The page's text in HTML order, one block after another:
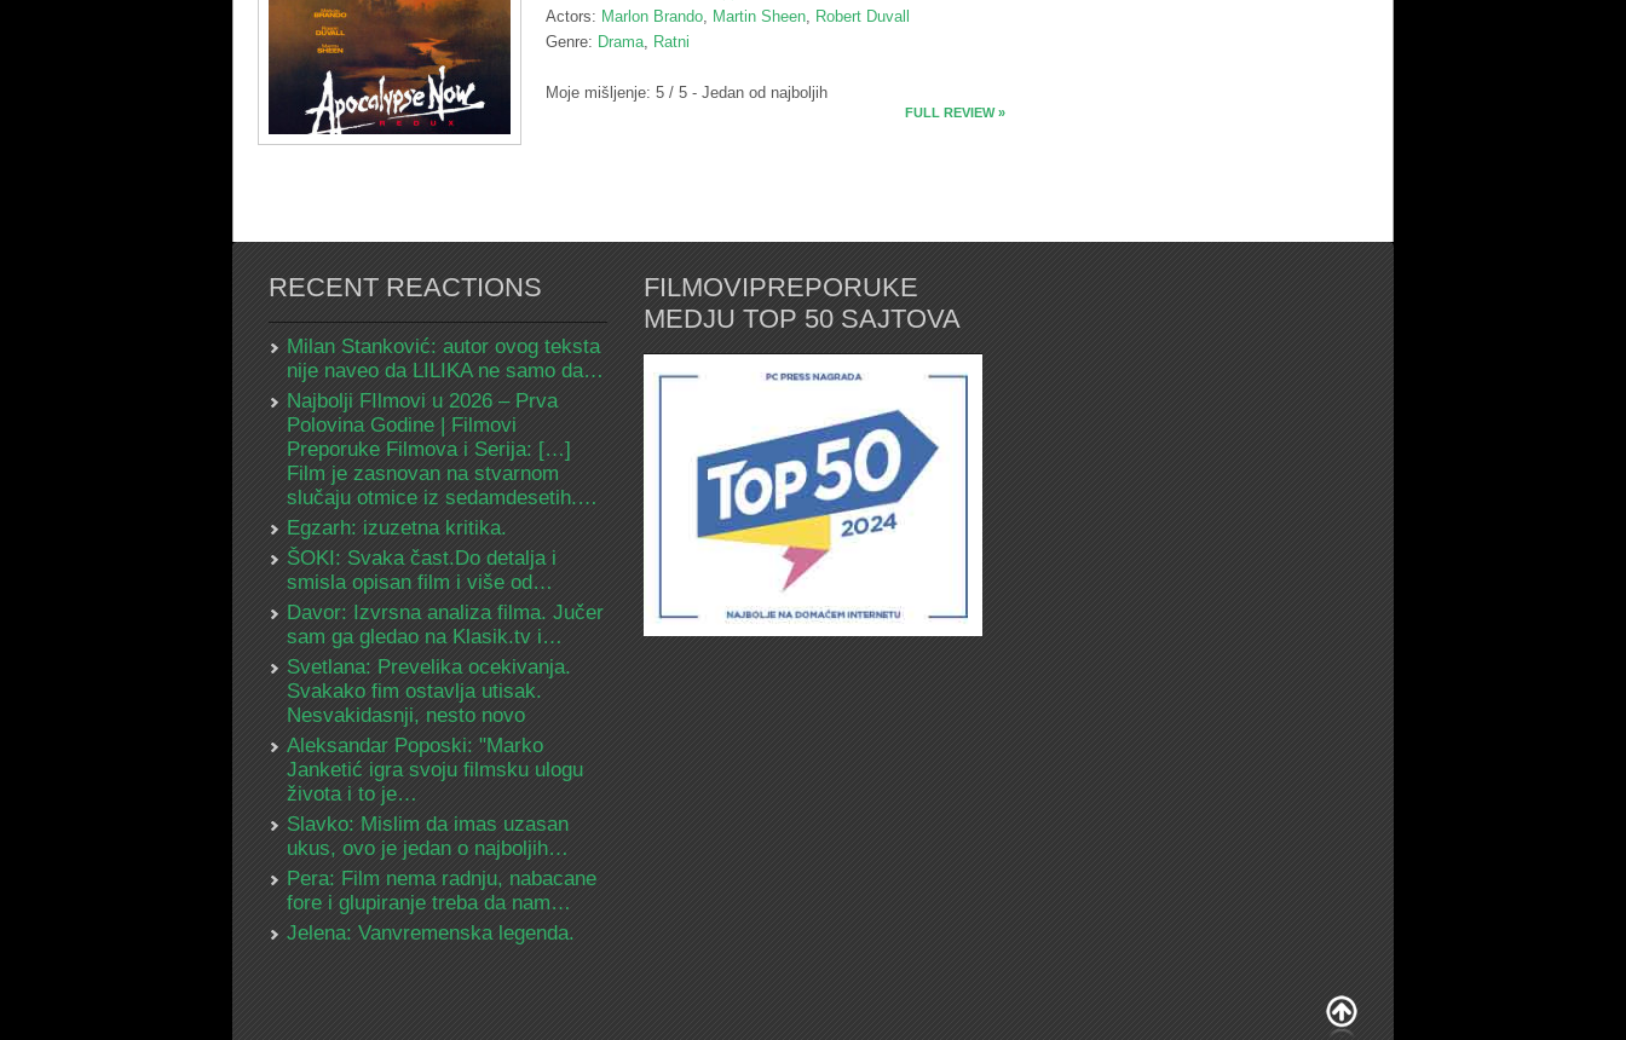
Actors: Marlon Brando, Martin Sheen, Robert Duvall
Genre: Drama, Ratni
Moje mišljenje: 5 / 5 - Jedan od najboljih
FULL REVIEW »
RECENT REACTIONS
Milan Stanković: autor ovog teksta
nije naveo da LILIKA ne samo da…
Najbolji FIlmovi u 2026 – Prva
Polovina Godine | Filmovi
Preporuke Filmova i Serija: […]
Film je zasnovan na stvarnom
slučaju otmice iz sedamdesetih.…
Egzarh: izuzetna kritika.
ŠOKI: Svaka čast.Do detalja i
smisla opisan film i više od…
Davor: Izvrsna analiza filma. Jučer
sam ga gledao na Klasik.tv i…
Svetlana: Prevelika ocekivanja.
Svakako fim ostavlja utisak.
Nesvakidasnji, nesto novo
Aleksandar Poposki: "Marko
Janketić igra svoju filmsku ulogu
života i to je…
Slavko: Mislim da imas uzasan
ukus, ovo je jedan o najboljih…
Pera: Film nema radnju, nabacane
fore i glupiranje treba da nam…
Jelena: Vanvremenska legenda.
FILMOVIPREPORUKE
MEDJU TOP 50 SAJTOVA